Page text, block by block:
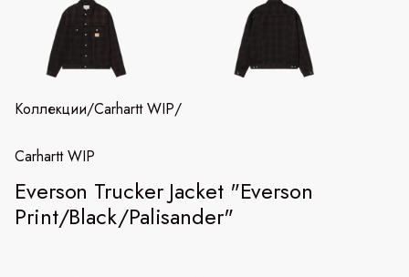
Коллекции/Carhartt WIP/
Carhartt WIP
Everson Trucker Jacket "Everson
Print/Black/Palisander"